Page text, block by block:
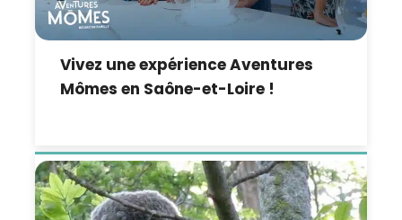
Vivez une expérience Aventures
Mômes en Saône-et-Loire !